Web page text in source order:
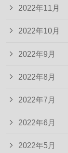
2022年11月
2022年10月
2022年9月
2022年8月
2022年7月
2022年6月
2022年5月